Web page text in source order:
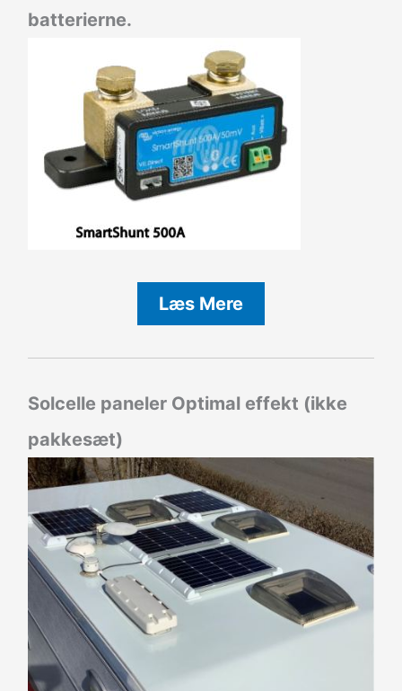
batterierne.
Læs Mere
Solcelle paneler Optimal effekt (ikke
pakkesæt)